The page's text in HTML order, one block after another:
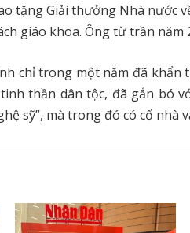
tặng Giải thưởng Nhà nước
giáo khoa. Ông từ trần năm
chỉ trong một năm đã
thần dân tộc, đã gắn bó
sỹ”, mà trong đó có cố nhà